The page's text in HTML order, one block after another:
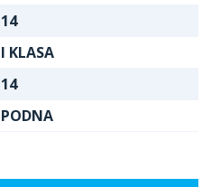
14
I KLASA
14
PODNA